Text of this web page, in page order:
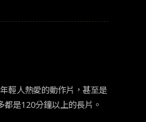
「推し」（註：粉絲支持的 I
路。由於《我推的孩子》
愛實境節目形式和問題，
再現，相當有意思。有興趣
輕人熱愛的動作片，甚至是
電影大多都是120分鐘以上的長片。